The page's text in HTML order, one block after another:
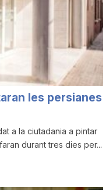
les persianes
a la ciutadania a pintar
durant tres dies per...